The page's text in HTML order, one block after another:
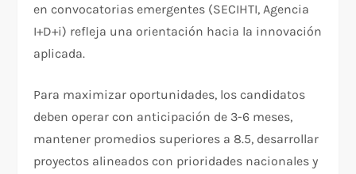
en convocatorias emergentes (SECIHTI, Agencia
I+D+i) refleja una orientación hacia la innovación
aplicada.​
Para maximizar oportunidades, los candidatos
deben operar con anticipación de 3-6 meses,
mantener promedios superiores a 8.5, desarrollar
proyectos alineados con prioridades nacionales y